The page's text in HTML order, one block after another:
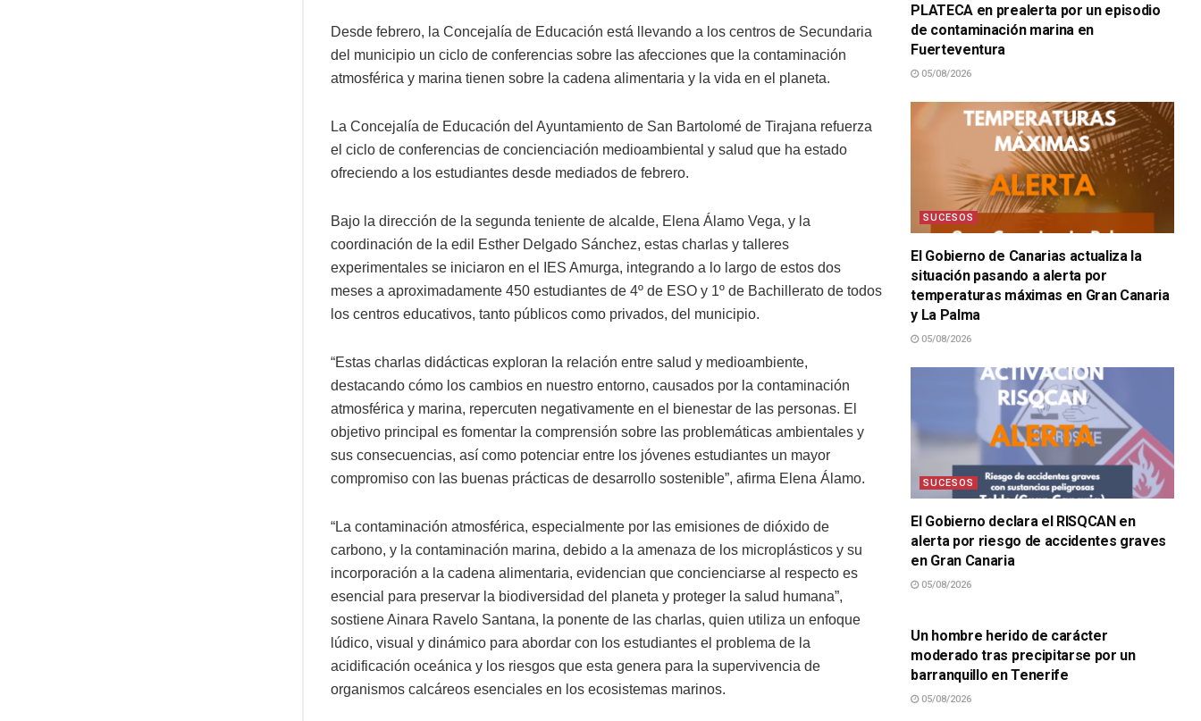
Desde febrero, la Concejalía de Educación está llevando a los centros de Secundaria
del municipio un ciclo de conferencias sobre las afecciones que la contaminación
atmosférica y marina tienen sobre la cadena alimentaria y la vida en el planeta.
La Concejalía de Educación del Ayuntamiento de San Bartolomé de Tirajana refuerza
el ciclo de conferencias de concienciación medioambiental y salud que ha estado
ofreciendo a los estudiantes desde mediados de febrero.
Bajo la dirección de la segunda teniente de alcalde, Elena Álamo Vega, y la
coordinación de la edil Esther Delgado Sánchez, estas charlas y talleres
experimentales se iniciaron en el IES Amurga, integrando a lo largo de estos dos
meses a aproximadamente 450 estudiantes de 4º de ESO y 1º de Bachillerato de todos
los centros educativos, tanto públicos como privados, del municipio.
“Estas charlas didácticas exploran la relación entre salud y medioambiente,
destacando cómo los cambios en nuestro entorno, causados por la contaminación
atmosférica y marina, repercuten negativamente en el bienestar de las personas. El
objetivo principal es fomentar la comprensión sobre las problemáticas ambientales y
sus consecuencias, así como potenciar entre los jóvenes estudiantes un mayor
compromiso con las buenas prácticas de desarrollo sostenible”, afirma Elena Álamo.
“La contaminación atmosférica, especialmente por las emisiones de dióxido de
carbono, y la contaminación marina, debido a la amenaza de los microplásticos y su
incorporación a la cadena alimentaria, evidencian que concienciarse al respecto es
esencial para preservar la biodiversidad del planeta y proteger la salud humana”,
sostiene Ainara Ravelo Santana, la ponente de las charlas, quien utiliza un enfoque
lúdico, visual y dinámico para abordar con los estudiantes el problema de la
acidificación oceánica y los riesgos que esta genera para la supervivencia de
organismos calcáreos esenciales en los ecosistemas marinos.
PLATECA en prealerta por un episodio
de contaminación marina en
Fuerteventura
05/08/2026
SUCESOS
El Gobierno de Canarias actualiza la
situación pasando a alerta por
temperaturas máximas en Gran Canaria
y La Palma
05/08/2026
SUCESOS
El Gobierno declara el RISQCAN en
alerta por riesgo de accidentes graves
en Gran Canaria
05/08/2026
Un hombre herido de carácter
moderado tras precipitarse por un
barranquillo en Tenerife
05/08/2026